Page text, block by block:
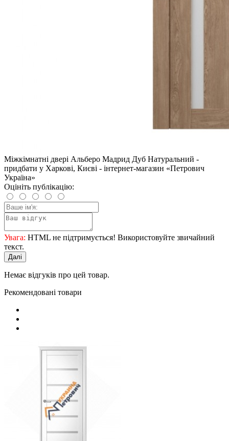
Міжкімнатні двері Альберо Мадрид Дуб Натуральний -
придбати у Харкові, Києві - інтернет-магазин «Петрович
Україна»
Оцініть публікацію:
Увага: HTML не підтримується! Використовуйте звичайний
текст.
Далі
Немає відгуків про цей товар.
Рекомендовані товари